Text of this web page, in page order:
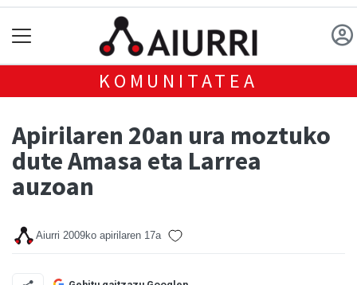
KOMUNITATEA
Apirilaren 20an ura moztuko
dute Amasa eta Larrea
auzoan
Aiurri 2009ko apirilaren 17a